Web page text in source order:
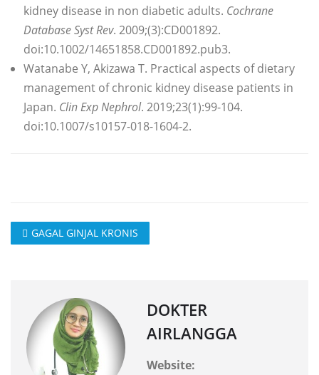
kidney disease in non diabetic adults. Cochrane
Database Syst Rev. 2009;(3):CD001892.
doi:10.1002/14651858.CD001892.pub3.
Watanabe Y, Akizawa T. Practical aspects of dietary
management of chronic kidney disease patients in
Japan. Clin Exp Nephrol. 2019;23(1):99-104.
doi:10.1007/s10157-018-1604-2.
GAGAL GINJAL KRONIS
DOKTER
AIRLANGGA
Website: